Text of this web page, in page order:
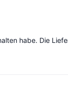
habe. Die